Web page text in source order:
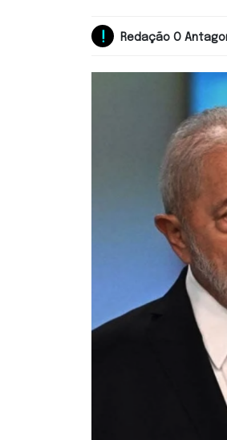
Redação O